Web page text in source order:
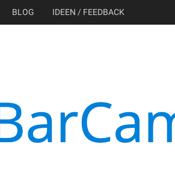
BLOG IDEEN / FEEDBACK